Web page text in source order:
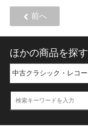
前へ
ほかの商品を探す